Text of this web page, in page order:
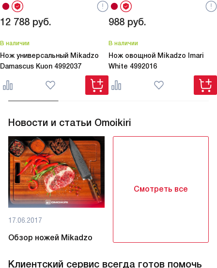
12 788 руб.
В наличии
Нож универсальный Mikadzo
Damascus Kuon 4992037
988 руб.
В наличии
Нож овощной Mikadzo
Imari
White 4992016
Новости и статьи Omoikiri
17.06.2017
Обзор ножей Mikadzo
Смотреть все
Клиентский сервис всегда готов помочь